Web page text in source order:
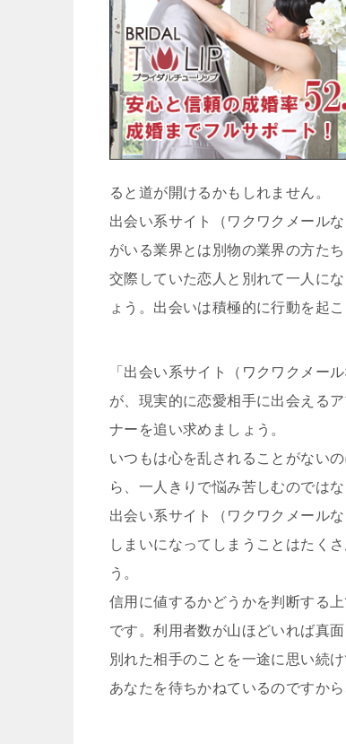
ると道が開けるかもしれません。
出会い系サイト（ワクワクメール
がいる業界とは別物の業界の方た
交際していた恋人と別れて一人に
ょう。出会いは積極的に行動を起
「出会い系サイト（ワクワクメー
が、現実的に恋愛相手に出会える
ナーを追い求めましょう。
いつもは心を乱されることがない
ら、一人きりで悩み苦しむのでは
出会い系サイト（ワクワクメール
しまいになってしまうことはたく
う。
信用に値するかどうかを判断する
です。利用者数が山ほどいれば真
別れた相手のことを一途に思い続
あなたを待ちかねているのですか